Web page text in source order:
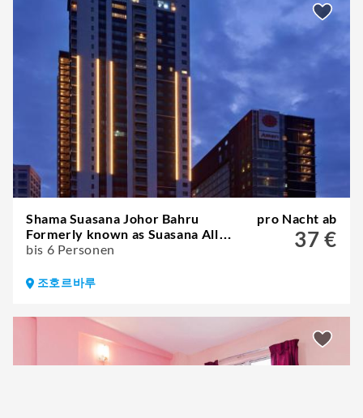
Shama Suasana Johor Bahru
Formerly known as Suasana All
Suites Hotels Johor Bahru
bis 6 Personen
pro Nacht ab
37 €
조호르바루